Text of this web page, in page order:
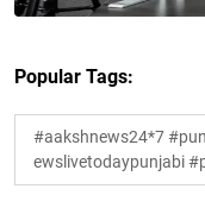
Popular Tags:
#aakshnews24*7
ewslivetodaypunjabi